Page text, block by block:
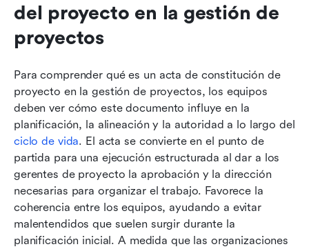
del proyecto en la gestión de
proyectos
Para comprender qué es un acta de constitución de
proyecto en la gestión de proyectos, los equipos
deben ver cómo este documento influye en la
ciclo de vida. El acta se convierte en el punto de
partida para una ejecución estructurada al dar a los
gerentes de proyecto la aprobación y la dirección
necesarias para organizar el trabajo. Favorece la
coherencia entre los equipos, ayudando a evitar
malentendidos que suelen surgir durante la
planificación inicial. A medida que las organizaciones